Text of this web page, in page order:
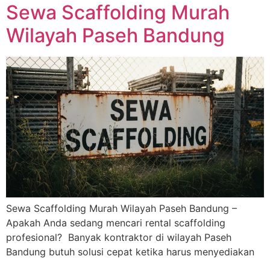
Sewa Scaffolding Murah
Wilayah Paseh Bandung
Sewa Scaffolding Murah Wilayah Paseh Bandung –
Apakah Anda sedang mencari rental scaffolding
profesional? Banyak kontraktor di wilayah Paseh
Bandung butuh solusi cepat ketika harus menyediakan